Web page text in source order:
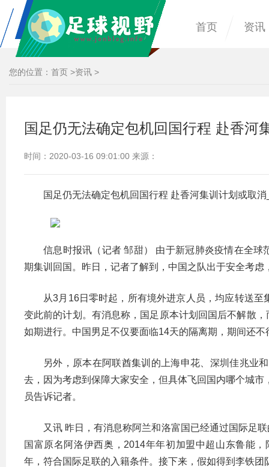
首页 资讯
您的位置： 首页 >资讯 >
国足仍无法确定包机回国行程 赴香河
时间：2020-03-16 09:01:00 来源：
国足仍无法确定包机回国行程 赴香河集训计划或取消
信息时报讯（记者 邹甜） 由于新冠肺炎疫情在全
期集训回国。昨日，记者了解到，中国之队出于安全考
从3月16日零时起，所有境外进京人员，均应转送
变此前的计划。有消息称，国足原本计划回国后不解散
如期进行。中国男足不仅要面临14天的隔离期，期间还不
另外，原本在阿联酋集训的上海申花、深圳佳兆业
去，因为考虑到保障大家安全，但具体飞回国内哪个城
员告诉记者。
又讯 昨日，有消息称阿兰和洛富国已经通过国际足
国富原名阿洛伊西奥，2014年年初加盟中超山东鲁能
年，符合国际足联的入籍条件。接下来，假如得到李铁